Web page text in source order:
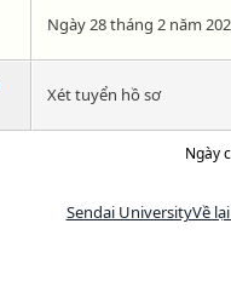
Ngày 28 tháng 2 năm
Xét tuyển hồ sơ
Ngày
Sendai UniversityVề